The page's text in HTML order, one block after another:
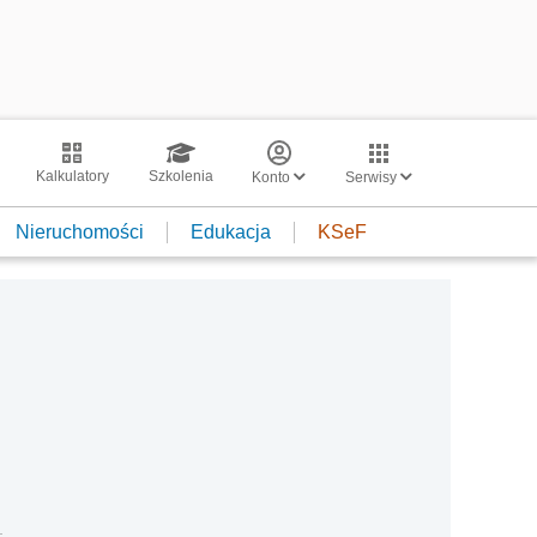
Kalkulatory Szkolenia Konto Serwisy
Nieruchomości Edukacja KSeF